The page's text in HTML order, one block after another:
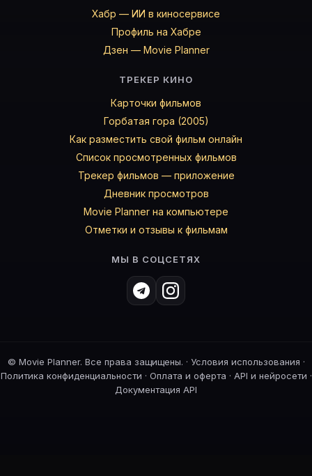
Хабр — ИИ в киносервисе
Профиль на Хабре
Дзен — Movie Planner
ТРЕКЕР КИНО
Карточки фильмов
Горбатая гора (2005)
Как разместить свой фильм онлайн
Список просмотренных фильмов
Трекер фильмов — приложение
Дневник просмотров
Movie Planner на компьютере
Отметки и отзывы к фильмам
МЫ В СОЦСЕТЯХ
© Movie Planner. Все права защищены. · Условия использования ·
Политика конфиденциальности · Оплата и оферта · API и нейросети ·
Документация API